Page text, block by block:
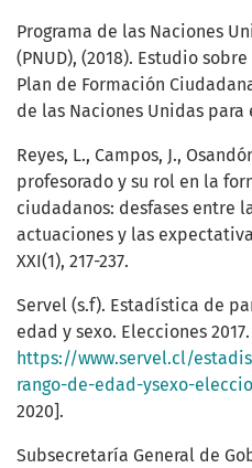
Programa de las Naciones
(PNUD), (2018). Estudio
Plan de Formación
de las Naciones Unidas para
Reyes, L., Campos, J.,
profesorado y su rol en la
ciudadanos: desfases entre
actuaciones y las
XXI(1), 217-237.
Servel (s.f). Estadística de
edad y sexo. Elecciones
https://www.servel.cl/
rango-de-edad-ysexo-
2020].
Subsecretaría General de